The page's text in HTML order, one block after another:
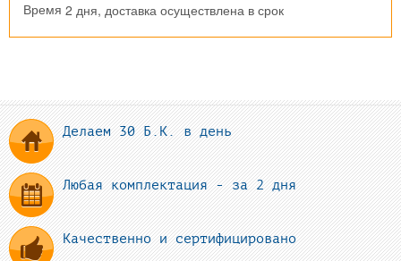
Время 2 дня, доставка осуществлена в срок
Делаем 30 Б.К. в день
Любая комплектация - за 2 дня
Качественно и сертифицировано